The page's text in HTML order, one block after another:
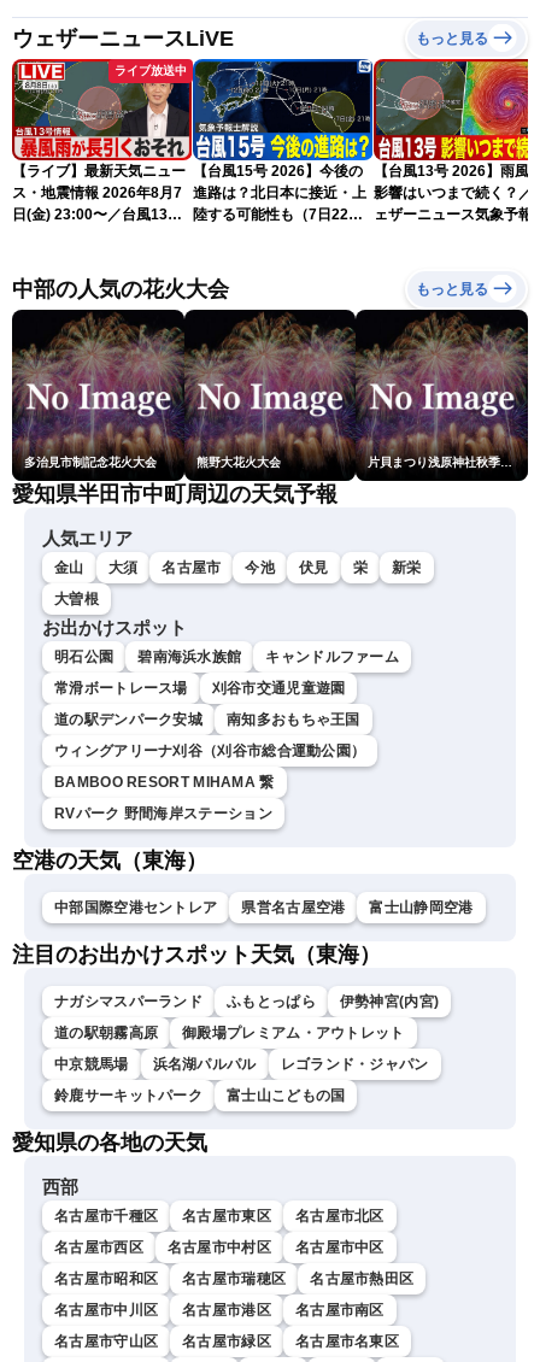
ウェザーニュースLiVE もっと見る
ライブ放送中
【ライブ】最新天気ニュー
ス・地震情報 2026年8月7
日(金) 23:00〜／台風13号
【台風15号 2026】今後の
進路は？北日本に接近・上
陸する可能性も（7日22時
【台風13号 2026】雨風
影響はいつまで続く？／
ェザーニュース気象予報
中部の人気の花火大会 もっと見る
多治見市制記念花火大会 熊野大花火大会 片貝まつり浅原神社秋季例大祭奉納大煙火
愛知県半田市中町周辺の天気予報
人気エリア
金山 大須 名古屋市 今池 伏見 栄
新栄
大曽根
お出かけスポット
明石公園 碧南海浜水族館
キャンドルファーム
常滑ボートレース場
刈谷市交通児童遊園
道の駅デンパーク安城
南知多おもちゃ王国
ウィングアリーナ刈谷（刈谷市総合運動公園）
BAMBOO RESORT MIHAMA 繋
RVパーク 野間海岸ステーション
空港の天気（東海）
中部国際空港セントレア 県営名古屋空港 富士山静岡空港
注目のお出かけスポット天気（東海）
ナガシマスパーランド ふもとっぱら
伊勢神宮(内宮)
道の駅朝霧高原
御殿場プレミアム・アウトレット
中京競馬場
浜名湖パルパル
レゴランド・ジャパン
鈴鹿サーキットパーク
富士山こどもの国
愛知県の各地の天気
西部
名古屋市千種区 名古屋市東区
名古屋市北区
名古屋市西区
名古屋市中村区
名古屋市中区
名古屋市昭和区
名古屋市瑞穂区
名古屋市熱田区
名古屋市中川区
名古屋市港区
名古屋市南区
名古屋市守山区
名古屋市緑区 名古屋市名東区